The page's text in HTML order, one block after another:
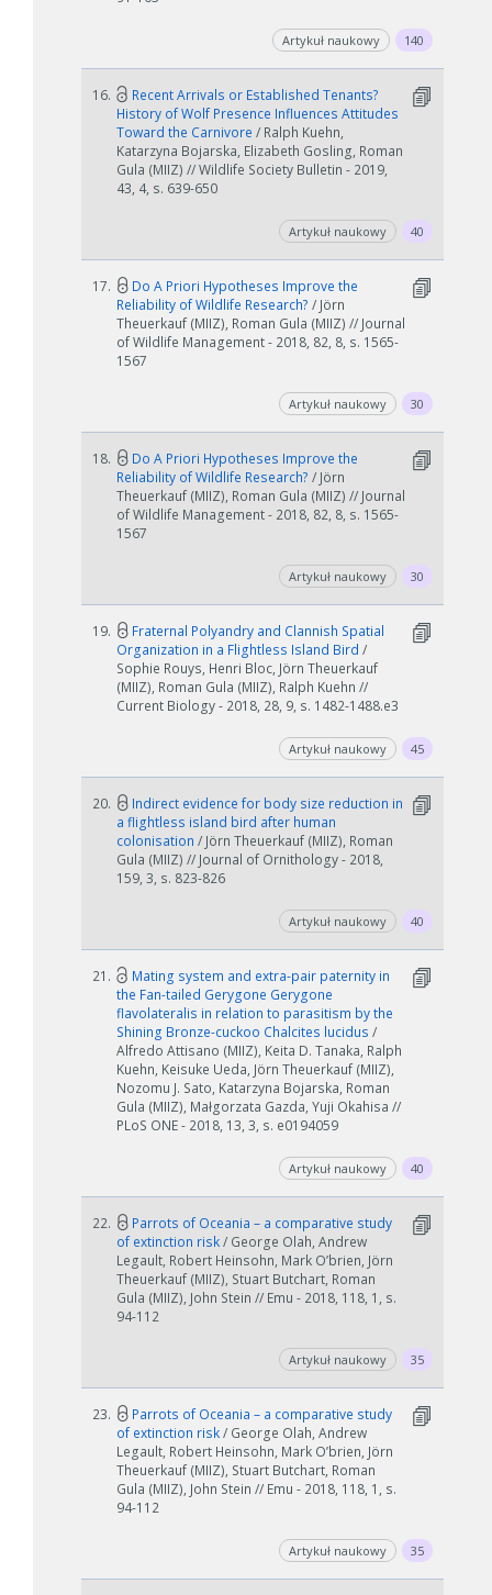
może się wydłużyć.
Jeśli generowanie trwa zbyt długo można ograniczyć dane np.
zmniejszając zakres lat.
Artykuł naukowy 140
16.
Recent Arrivals or Established Tenants?
History of Wolf Presence Influences Attitudes
Toward the Carnivore / Ralph Kuehn,
Katarzyna Bojarska, Elizabeth Gosling, Roman
Gula (MIIZ) // Wildlife Society Bulletin - 2019,
43, 4, s. 639-650
Artykuł naukowy 40
17.
Do A Priori Hypotheses Improve the
Reliability of Wildlife Research? / Jörn
Theuerkauf (MIIZ), Roman Gula (MIIZ) // Journal
of Wildlife Management - 2018, 82, 8, s. 1565-
1567
Artykuł naukowy 30
18.
Do A Priori Hypotheses Improve the
Reliability of Wildlife Research? / Jörn
Theuerkauf (MIIZ), Roman Gula (MIIZ) // Journal
of Wildlife Management - 2018, 82, 8, s. 1565-
1567
Artykuł naukowy 30
19.
Fraternal Polyandry and Clannish Spatial
Organization in a Flightless Island Bird /
Sophie Rouys, Henri Bloc, Jörn Theuerkauf
(MIIZ), Roman Gula (MIIZ), Ralph Kuehn //
Current Biology - 2018, 28, 9, s. 1482-1488.e3
Artykuł naukowy 45
20.
Indirect evidence for body size reduction in
a flightless island bird after human
colonisation / Jörn Theuerkauf (MIIZ), Roman
Gula (MIIZ) // Journal of Ornithology - 2018,
159, 3, s. 823-826
Artykuł naukowy 40
21.
Mating system and extra-pair paternity in
the Fan-tailed Gerygone Gerygone
flavolateralis in relation to parasitism by the
Shining Bronze-cuckoo Chalcites lucidus /
Alfredo Attisano (MIIZ), Keita D. Tanaka, Ralph
Kuehn, Keisuke Ueda, Jörn Theuerkauf (MIIZ),
Nozomu J. Sato, Katarzyna Bojarska, Roman
Gula (MIIZ), Małgorzata Gazda, Yuji Okahisa //
PLoS ONE - 2018, 13, 3, s. e0194059
Artykuł naukowy 40
22.
Parrots of Oceania – a comparative study
of extinction risk/ George Olah, Andrew
Legault, Robert Heinsohn, Mark O’brien, Jörn
Theuerkauf (MIIZ), Stuart Butchart, Roman
Gula (MIIZ), John Stein // Emu - 2018, 118, 1, s.
94-112
Artykuł naukowy 35
23.
Parrots of Oceania – a comparative study
of extinction risk/ George Olah, Andrew
Legault, Robert Heinsohn, Mark O’brien, Jörn
Theuerkauf (MIIZ), Stuart Butchart, Roman
Gula (MIIZ), John Stein // Emu - 2018, 118, 1, s.
94-112
Artykuł naukowy 35